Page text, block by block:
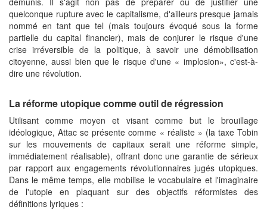
quelconque rupture avec le capitalisme, d'ailleurs presque jamais
nommé en tant que tel (mais toujours évoqué sous la forme
partielle du capital financier), mais de conjurer le risque d'une
crise irréversible de la politique, à savoir une démobilisation
citoyenne, aussi bien que le risque d'une « implosion», c'est-à-
dire une révolution.
La réforme utopique comme outil de régression
Utilisant comme moyen et visant comme but le brouillage
idéologique, Attac se présente comme « réaliste » (la taxe Tobin
sur les mouvements de capitaux serait une réforme simple,
immédiatement réalisable), offrant donc une garantie de sérieux
par rapport aux engagements révolutionnaires jugés utopiques.
Dans le même temps, elle mobilise le vocabulaire et l'imaginaire
de l'utopie en plaquant sur des objectifs réformistes des
définitions lyriques :